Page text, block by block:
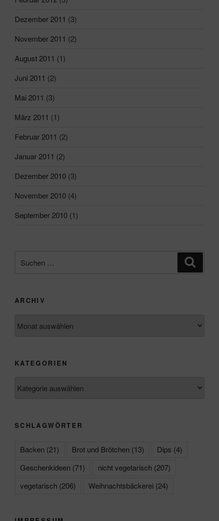
Dezember 2011 (3)
November 2011 (2)
August 2011 (1)
Juni 2011 (2)
Mai 2011 (3)
März 2011 (1)
Februar 2011 (2)
Januar 2011 (2)
Dezember 2010 (3)
November 2010 (4)
September 2010 (1)
nach:
ARCHIV
KATEGORIEN
SCHLAGWÖRTER
Backen (21) Brot und Brötchen (13) Dips (4)
Geschenkideen (71) nicht vegetarisch (207)
vegetarisch (206) Weihnachtsbäckerei (24)